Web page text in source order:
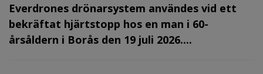
Everdrones drönarsystem användes vid ett
bekräftat hjärtstopp hos en man i 60-
årsåldern i Borås den 19 juli 2026....